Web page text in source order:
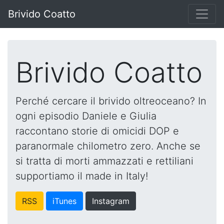
Brivido Coatto
Brivido Coatto
Perché cercare il brivido oltreoceano? In
ogni episodio Daniele e Giulia
raccontano storie di omicidi DOP e
paranormale chilometro zero. Anche se
si tratta di morti ammazzati e rettiliani
supportiamo il made in Italy!
RSS iTunes Instagram